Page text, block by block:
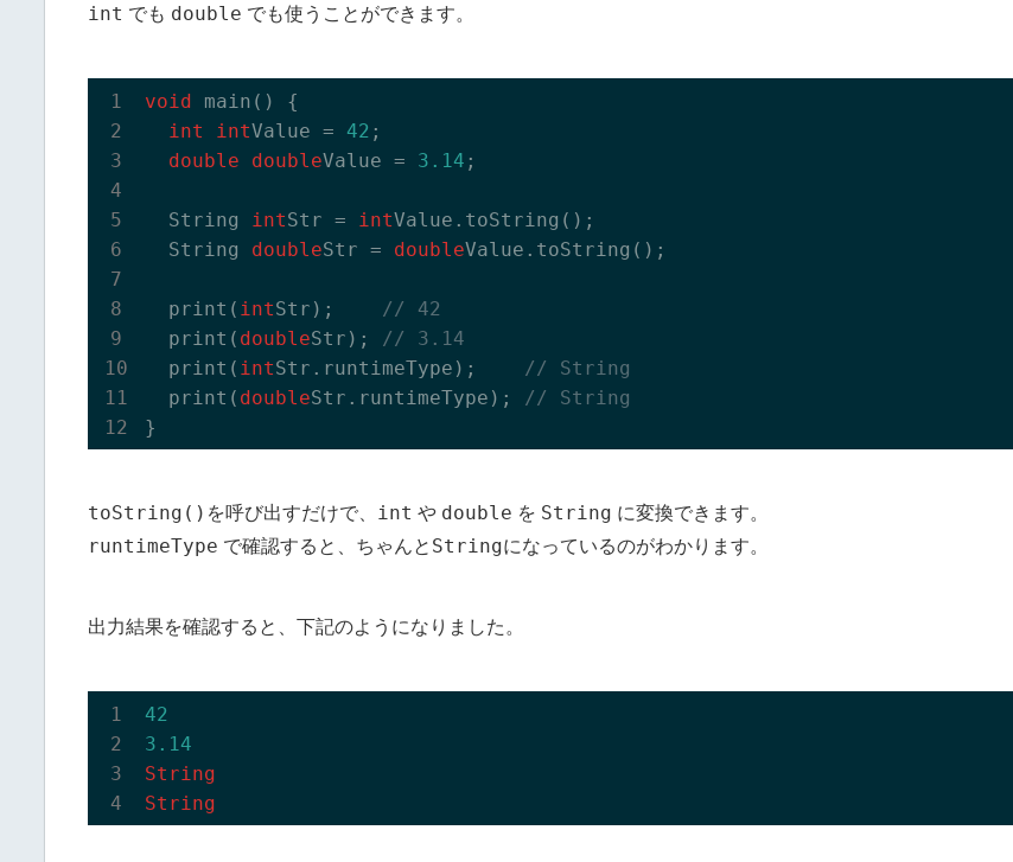
int でも double でも使うことができます。
void main() {
int
intValue = 42 ;
double
doubleValue = 3.14 ;
  String
intStr = intValue.toString();
  String
doubleStr = doubleValue.toString();
  print(
intStr);
// 42
  print(
doubleStr);
// 3.14
  print(
intStr.runtimeType);
// String
  print(
doubleStr.runtimeType);
// String
toString() を呼び出すだけで、 int や double を String に変換できます。
runtimeType で確認すると、ちゃんと Stringになっているのがわかります。
出力結果を確認すると、下記のようになりました。
42
3.14
String
String